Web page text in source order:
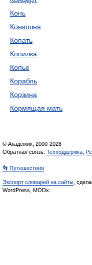
Конь
Конюшня
Копать
Копилка
Копье
Корабль
Корзина
Кормящая мать
© Академик, 2000-2026
Обратная связь: Техподдержка
👣 Путешествия
Экспорт словарей на сайты ,
WordPress, MODx.